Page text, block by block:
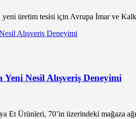
üretim tesisi için Avrupa İmar ve
Nesil Alışveriş Deneyimi
Et Ürünleri, 70’in üzerindeki mağaza